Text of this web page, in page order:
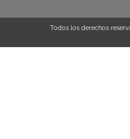
Todos los derechos